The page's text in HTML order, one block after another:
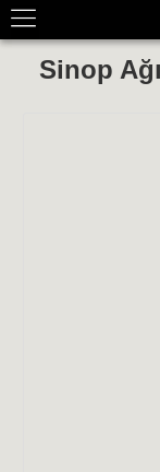
Sinop